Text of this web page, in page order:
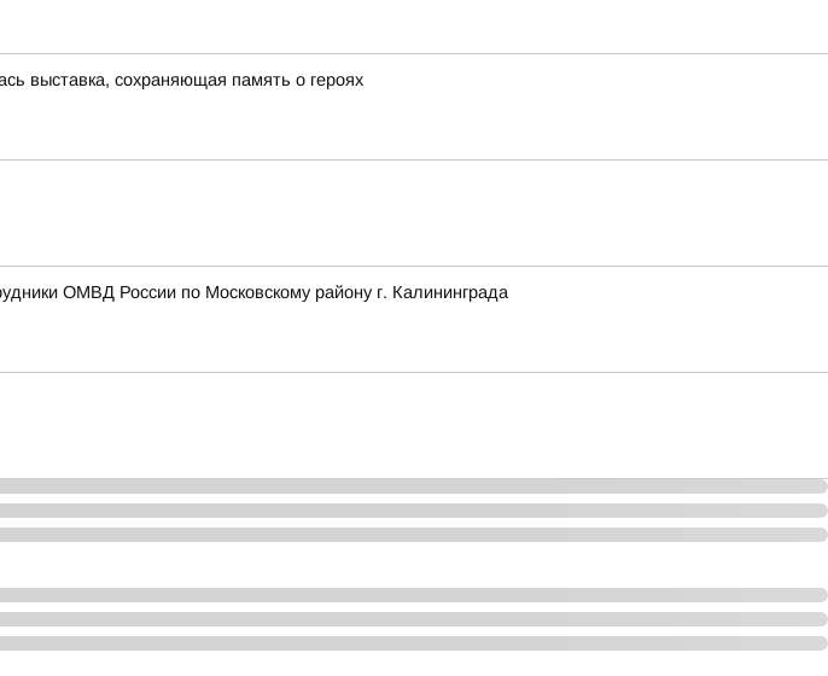
выставка, сохраняющая память о героях
ОМВД России по Московскому району г. Калининграда